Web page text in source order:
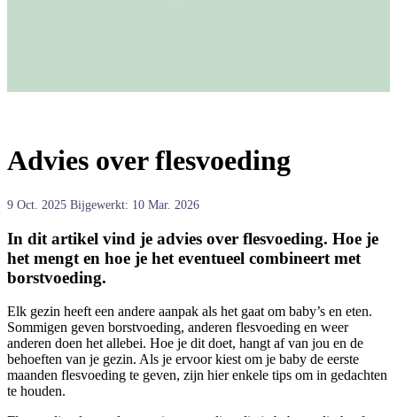
Advies over flesvoeding
9 Oct. 2025 Bijgewerkt: 10 Mar. 2026
In dit artikel vind je advies over flesvoeding. Hoe je
het mengt en hoe je het eventueel combineert met
borstvoeding.
Elk gezin heeft een andere aanpak als het gaat om baby’s en eten.
Sommigen geven borstvoeding, anderen flesvoeding en weer
anderen doen het allebei. Hoe je dit doet, hangt af van jou en de
behoeften van je gezin. Als je ervoor kiest om je baby de eerste
maanden flesvoeding te geven, zijn hier enkele tips om in gedachten
te houden.